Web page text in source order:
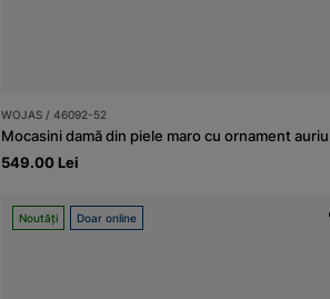
WOJAS / 46092-52
Mocasini damă din piele maro cu ornament auriu
549.00 Lei
Noutăți Doar online